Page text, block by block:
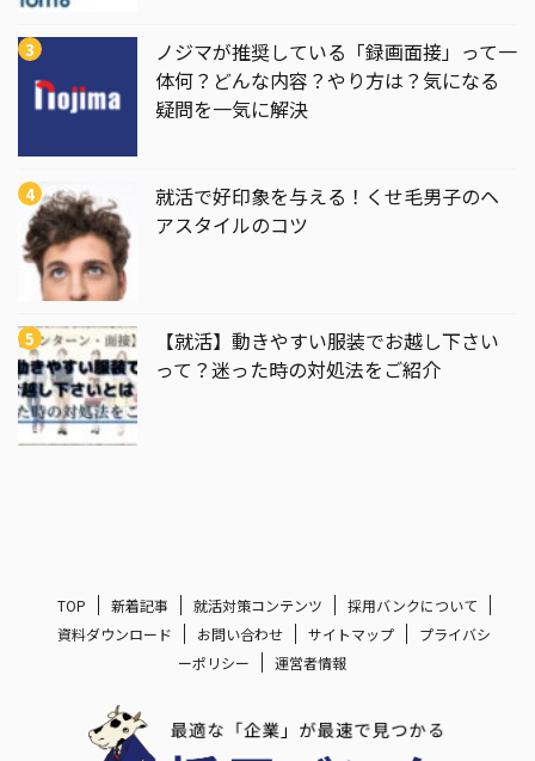
ノジマが推奨している「録画面接」って一
体何？どんな内容？やり方は？気になる
疑問を一気に解決
就活で好印象を与える！くせ毛男子のヘ
アスタイルのコツ
【就活】動きやすい服装でお越し下さい
って？迷った時の対処法をご紹介
TOP 新着記事 就活対策コンテンツ
採用バンクについて
資料ダウンロード
お問い合わせ サイトマップ
プライバシ
ーポリシー
運営者情報